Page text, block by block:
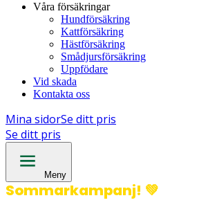
Våra försäkringar
Hundförsäkring
Kattförsäkring
Hästförsäkring
Smådjursförsäkring
Uppfödare
Vid skada
Kontakta oss
Mina sidorSe ditt pris
Se ditt pris
Meny
Sommarkampanj! 💚